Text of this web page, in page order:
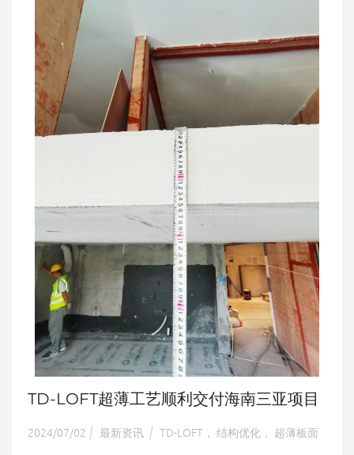
TD-LOFT超薄工艺顺利交付海南三亚项目
2024/07/02 | 最新资讯 | TD-LOFT， 结构优化， 超薄板面